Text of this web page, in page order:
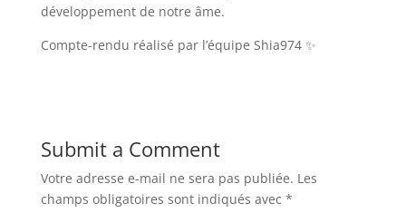
développement de notre âme.
Compte-rendu réalisé par l’équipe Shia974 ✨
Submit a Comment
Votre adresse e-mail ne sera pas publiée. Les
champs obligatoires sont indiqués avec *